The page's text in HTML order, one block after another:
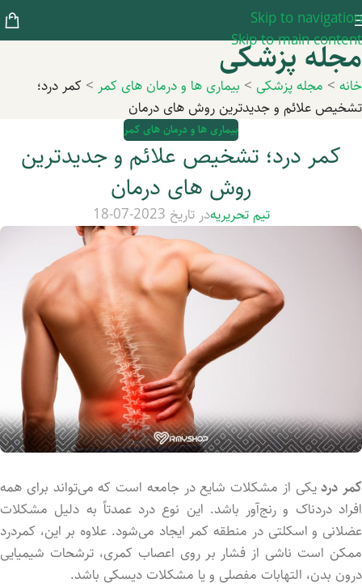
Skip to navigation
Skip to main content
مجله پزشکی
خانه > مجله پزشکی > بیماری ها و درمان های کمر > کمر درد؛
تشخیص علائم و جدیدترین روش های درمان
بیماری ها و درمان های کمر
کمر درد؛ تشخیص علائم و جدیدترین
روش های درمان
تیم تحریریهدر تاریخ 2023-07-18
کمر دردیکی از مشکلات شایع در جامعه است که می‌تواند برای همه
افراد دردناک و رنج‌آور باشد. این نوع درد عمدتاً به دلیل مشکلات
عضلانی و اسکلتی در منطقه کمر ایجاد می‌شود. علاوه بر این، کمردرد
ممکن است ناشی از فشار بر روی اعصاب کمری، ترشحات شیمیایی
درون بدن، التهابات مفصلی و یا مشکلات دیسکی باشد.